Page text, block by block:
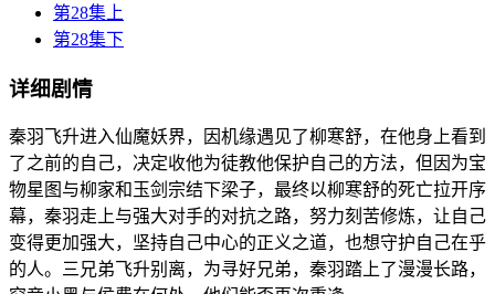
第28集上
第28集下
详细剧情
秦羽飞升进入仙魔妖界，因机缘遇见了柳寒舒，在他身上看到
了之前的自己，决定收他为徒教他保护自己的方法，但因为宝
物星图与柳家和玉剑宗结下梁子，最终以柳寒舒的死亡拉开序
幕，秦羽走上与强大对手的对抗之路，努力刻苦修炼，让自己
变得更加强大，坚持自己中心的正义之道，也想守护自己在乎
的人。三兄弟飞升别离，为寻好兄弟，秦羽踏上了漫漫长路，